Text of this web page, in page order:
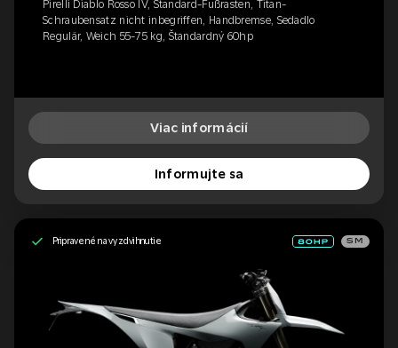
Pirelli Diablo Rosso IV, Standard-Fußrasten, Titan-
Schraubensatz nicht inbegriffen, Handbremse, Sedadlo
Regulär, Weich 55-75 kg, Štandardný 60hp
Viac informácií
Informujte sa
Pripravené na vyzdvihnutie SM